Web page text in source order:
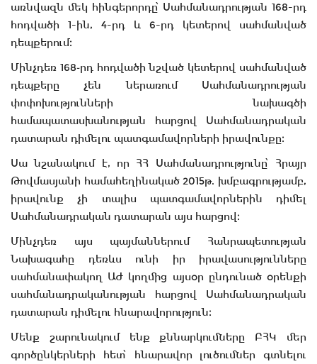
առնվազն մեկ հինգերորդը՝ Սահմանադրության 168-րդ
հոդվածի 1-ին, 4-րդ և 6-րդ կետերով սահմանված
դեպքերում։
Մինչդեռ 168֊րդ հոդվածի նշված կետերով սահմանված
դեպքերը չեն ներառում Սահմանադրության
փոփոխությունների նախագծի
համապատասխանության հարցով Սահմանադրական
դատարան դիմելու պատգամավորների իրավունքը։
Սա նշանակում է, որ ՀՀ Սահմանադրությունը՝ Հրայր
Թովմասյանի համահեղինակած 2015թ. խմբագրությամբ,
իրավունք չի տալիս պատգամավորներին դիմել
Սահմանադրական դատարան այս հարցով։
Մինչդեռ այս պայմաններում Հանրապետության
Նախագահը դեռևս ունի իր իրավասությունները
սահմանափակող ԱԺ կողմից այսօր ընդունած օրենքի
սահմանադրականության հարցով Սահմանադրական
դատարան դիմելու հնարավորություն։
Մենք շարունակում ենք քննարկումները ԲՀԿ մեր
գործընկերների հետ՝ հնարավոր լուծումներ գտնելու